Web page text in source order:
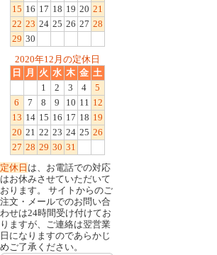
15 16 17 18 19 20 21
22 23 24 25 26 27 28
29 30
2020年12月の定休日
日
月 火 水 木 金 土
1
2 3 4
5
6
7 8 9 10 11 12
13 14 15 16 17 18 19
20 21 22 23 24 25 26
27 28 29 30 31
定休日 は、お電話での対応
はお休みさせていただいて
おります。 サイトからのご
注文・メールでのお問い合
わせは24時間受け付けてお
りますが、ご連絡は翌営業
日になりますのであらかじ
めご了承ください。